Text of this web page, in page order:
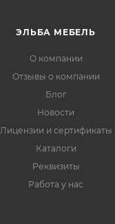
ЭЛЬБА МЕБЕЛЬ
О компании
Отзывы о компании
Блог
Новости
Лицензии и сертификаты
Каталоги
Реквизиты
Работа у нас